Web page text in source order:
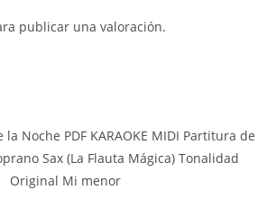
publicar una valoración.